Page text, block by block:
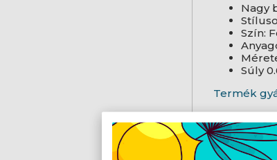
Nagy
Szín:
Súly
Termék